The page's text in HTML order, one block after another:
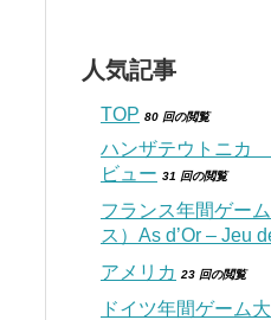
人気記事
TOP 80 回の閲覧
ハンザテウトニカ
ビュー 31 回の閲覧
フランス年間ゲー
ス）As d’Or – Jeu
アメリカ 23 回の閲覧
ドイツ年間ゲーム